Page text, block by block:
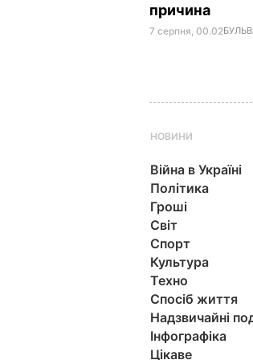
причина
7 серпня, 00.02
НОВИНИ
Війна в Україні
Політика
Гроші
Світ
Спорт
Культура
Техно
Спосіб життя
Надзвичайні
Інфографіка
Цікаве